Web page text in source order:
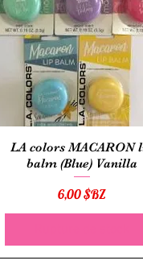
Aperçu rapide
LA colors MACARON
balm (Blue) Vanilla
Prix
6,00 $BZ